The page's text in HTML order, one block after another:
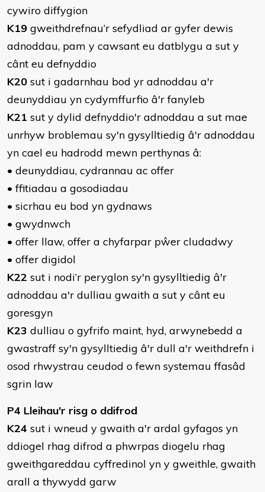
cywiro diffygion
K19 gweithdrefnau’r sefydliad ar gyfer dewis
adnoddau, pam y cawsant eu datblygu a sut y
cânt eu defnyddio
K20 sut i gadarnhau bod yr adnoddau a'r
deunyddiau yn cydymffurfio â'r fanyleb
K21 sut y dylid defnyddio'r adnoddau a sut mae
unrhyw broblemau sy'n gysylltiedig â'r adnoddau
yn cael eu hadrodd mewn perthynas â:
• deunyddiau, cydrannau ac offer
• ffitiadau a gosodiadau
• sicrhau eu bod yn gydnaws
• gwydnwch
• offer llaw, offer a chyfarpar pŵer cludadwy
• offer digidol
K22 sut i nodi’r peryglon sy'n gysylltiedig â'r
adnoddau a'r dulliau gwaith a sut y cânt eu
goresgyn
K23 dulliau o gyfrifo maint, hyd, arwynebedd a
gwastraff sy'n gysylltiedig â'r dull a'r weithdrefn i
osod rhwystrau ceudod o fewn systemau ffasâd
sgrin law
P4 Lleihau'r risg o ddifrod
K24 sut i wneud y gwaith a'r ardal gyfagos yn
ddiogel rhag difrod a phwrpas diogelu rhag
gweithgareddau cyffredinol yn y gweithle, gwaith
arall a thywydd garw